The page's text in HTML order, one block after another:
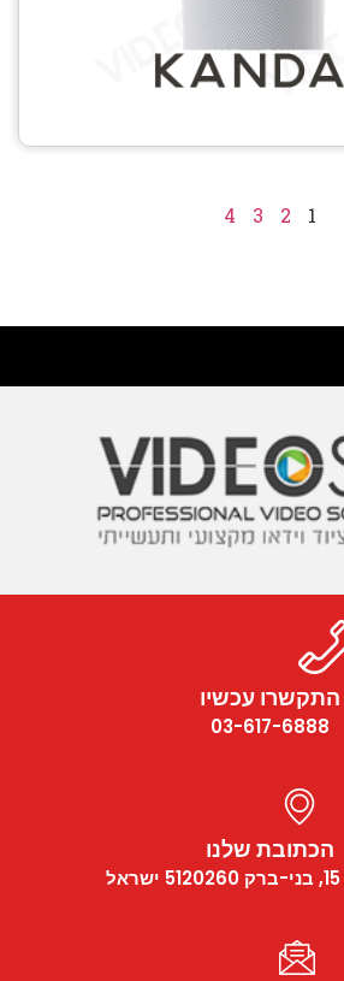
1
2
3
4
התקשרו עכשיו
03-617-6888
הכתובת שלנו